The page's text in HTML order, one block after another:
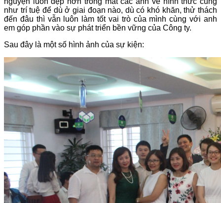
như trí tuệ để dù ở giai đoạn nào, dù có khó khăn, thử thách
đến đâu thì vẫn luôn làm tốt vai trò của mình cùng với anh
em góp phần vào sự phát triển bền vững của Công ty.
Sau đây là một số hình ảnh của sự kiện: